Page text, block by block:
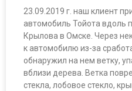
23.09.2019 г. наш клиент
автомобиль Тойота вдоль
Крылова в Омске. Через
к автомобилю из-за
обнаружил на нем ветку,
вблизи дерева. Ветка
стекла, лобовое стекло,